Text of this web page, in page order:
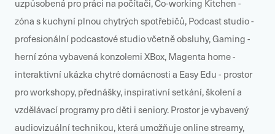
uzpůsobená pro práci na počítači, Co-working Kitchen -
zóna s kuchyní plnou chytrých spotřebičů, Podcast studio -
profesionální podcastové studio včetně obsluhy, Gaming -
herní zóna vybavená konzolemi XBox, Magenta home -
interaktivní ukázka chytré domácnosti a Easy Edu - prostor
pro workshopy, přednášky, inspirativní setkání, školení a
vzdělávací programy pro děti i seniory. Prostor je vybavený
audiovizuální technikou, která umožňuje online streamy,